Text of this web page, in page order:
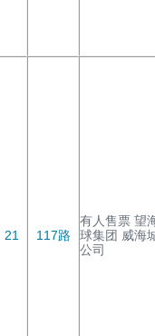
21 117路
有人售票 望
球集团 威海
公司